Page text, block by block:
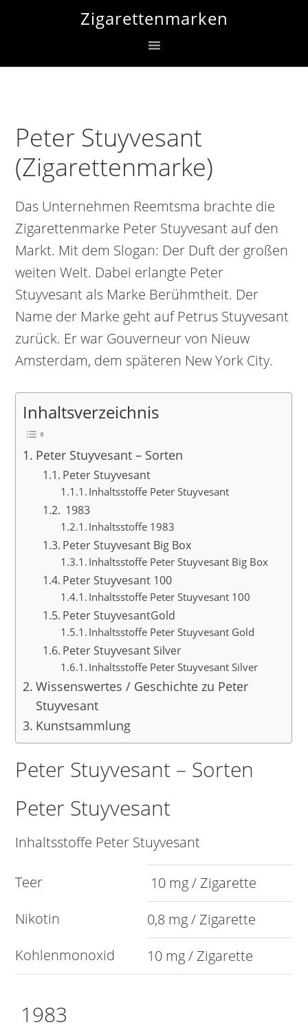
Hauptnavigation
Zigarettenmarken
Peter Stuyvesant
(Zigarettenmarke)
Das Unternehmen Reemtsma brachte die
Zigarettenmarke Peter Stuyvesant auf den
Markt. Mit dem Slogan: Der Duft der großen
weiten Welt. Dabei erlangte Peter
Stuyvesant als Marke Berühmtheit. Der
Name der Marke geht auf Petrus Stuyvesant
zurück. Er war Gouverneur von Nieuw
Amsterdam, dem späteren New York City.
Inhaltsverzeichnis
Peter Stuyvesant – Sorten
Peter Stuyvesant
Inhaltsstoffe Peter Stuyvesant
1983
Inhaltsstoffe 1983
Peter Stuyvesant Big Box
Inhaltsstoffe Peter Stuyvesant Big Box
Peter Stuyvesant 100
Inhaltsstoffe Peter Stuyvesant 100
Peter StuyvesantGold
Inhaltsstoffe Peter Stuyvesant Gold
Peter Stuyvesant Silver
Inhaltsstoffe Peter Stuyvesant Silver
Wissenswertes / Geschichte zu Peter
Stuyvesant
Kunstsammlung
Peter Stuyvesant – Sorten
Peter Stuyvesant
Inhaltsstoffe Peter Stuyvesant
Teer
10 mg / Zigarette
Nikotin
0,8 mg / Zigarette
Kohlenmonoxid
10 mg / Zigarette
1983